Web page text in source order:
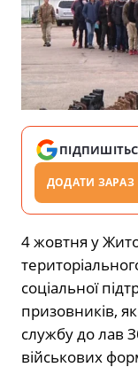
ДОДАТИ ЗАРАЗ
4 жовтня у
соціальної
призовників,
службу до лав
військових